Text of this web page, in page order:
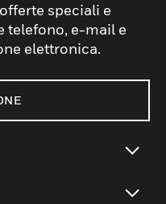
speciali e
telefono, e-mail e
elettronica.